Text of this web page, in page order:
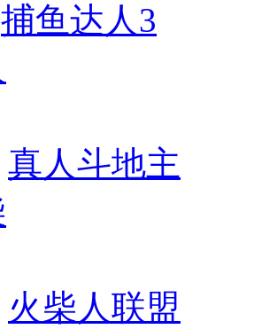
捕鱼达人3
真人斗地主
火柴人联盟